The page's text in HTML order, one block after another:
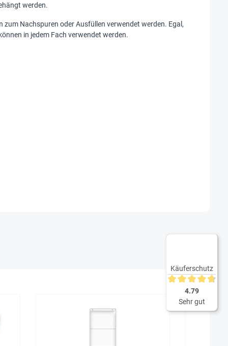
werden.
Nachspuren oder Ausfüllen verwendet werden. Egal,
in jedem Fach verwendet werden.
Käuferschutz
Durchschnittliche
4.79
Sehr gut